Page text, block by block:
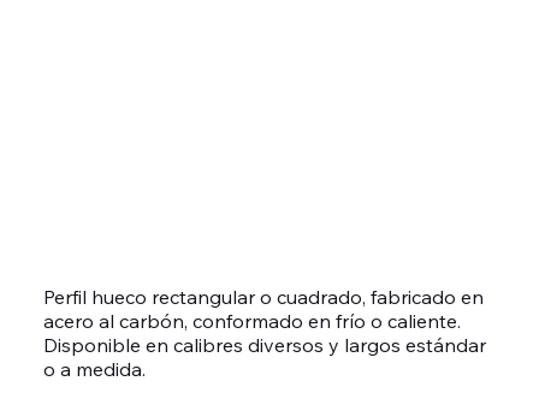
Perfil hueco rectangular o cuadrado, fabricado en
acero al carbón, conformado en frío o caliente.
Disponible en calibres diversos y largos estándar
o a medida.